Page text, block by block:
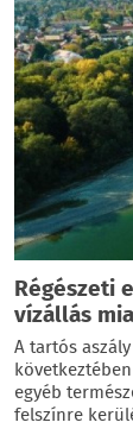
Régészeti
vízállás
A tartós
egyéb
felszínre